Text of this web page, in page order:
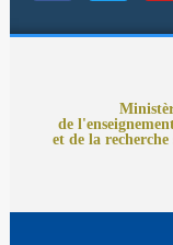
de
et de la